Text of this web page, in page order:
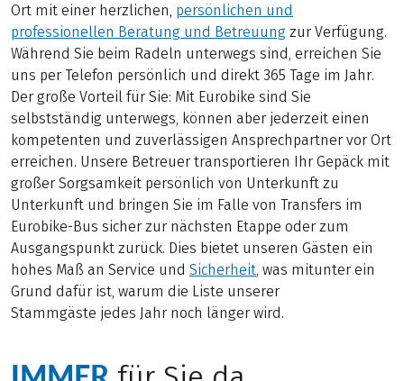
Ort mit einer herzlichen, persönlichen und
professionellen Beratung und Betreuung zur Verfügung.
Während Sie beim Radeln unterwegs sind, erreichen Sie
uns per Telefon persönlich und direkt 365 Tage im Jahr.
Der große Vorteil für Sie: Mit Eurobike sind Sie
selbstständig unterwegs, können aber jederzeit einen
kompetenten und zuverlässigen Ansprechpartner vor Ort
erreichen. Unsere Betreuer transportieren Ihr Gepäck mit
großer Sorgsamkeit persönlich von Unterkunft zu
Unterkunft und bringen Sie im Falle von Transfers im
Eurobike-Bus sicher zur nächsten Etappe oder zum
Ausgangspunkt zurück. Dies bietet unseren Gästen ein
hohes Maß an Service und Sicherheit , was mitunter ein
Grund dafür ist, warum die Liste unserer
Stammgäste jedes Jahr noch länger wird.